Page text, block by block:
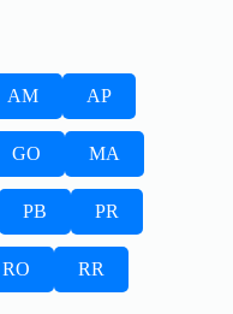
AM AP
GO MA
PB PR
RO RR